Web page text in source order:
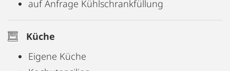
auf Anfrage Kühlschrankfüllung
Küche
Eigene Küche